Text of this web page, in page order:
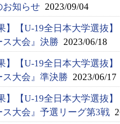
お知らせ 2023/09/04
】【U-19全日本大学選抜
大会』決勝 2023/06/18
】【U-19全日本大学選抜
大会』準決勝 2023/06/17
】【U-19全日本大学選抜
大会』予選リーグ第3戦